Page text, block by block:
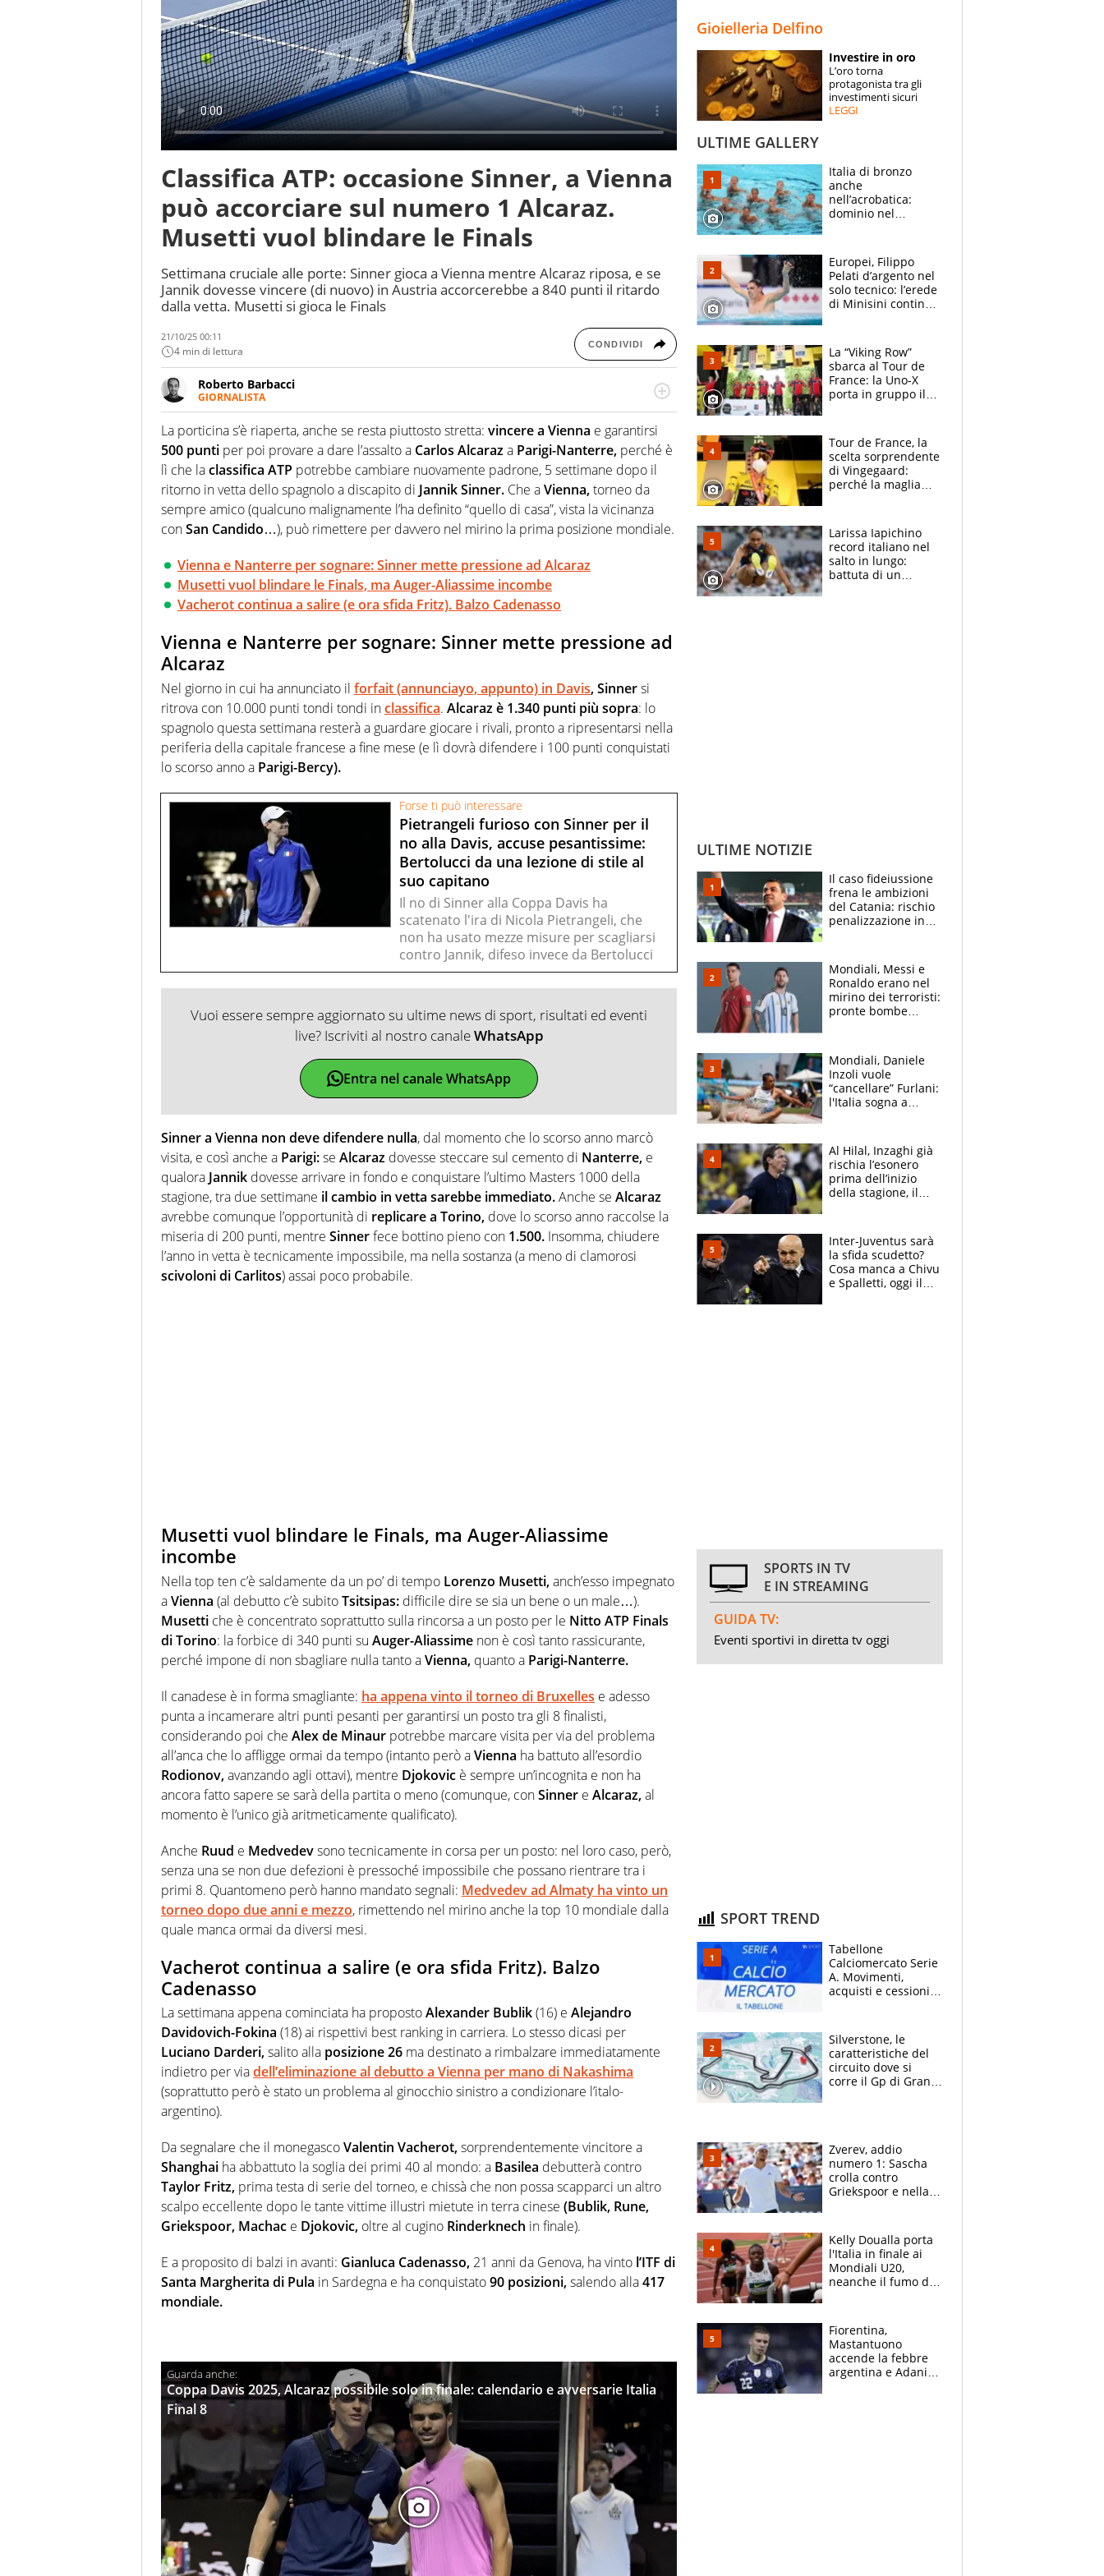
ESPERTI
CONTATTI
Classifica ATP: occasione Sinner, a Vienna
può accorciare sul numero 1 Alcaraz.
Musetti vuol blindare le Finals
Settimana cruciale alle porte: Sinner gioca a Vienna mentre Alcaraz riposa, e se
Jannik dovesse vincere (di nuovo) in Austria accorcerebbe a 840 punti il ritardo
dalla vetta. Musetti si gioca le Finals
21/10/25 00:11
4 min di lettura CONDIVIDI
Roberto Barbacci
GIORNALISTA
Giornalista (pubblicista) sportivo a tutto campo, è il tuttologo di Virgilio Sport. Provate a
chiedergli di boxe, di scherma, di volley o di curling: ve ne farà innamorare
La porticina s’è riaperta, anche se resta piuttosto stretta: vincerea Vienna e garantirsi
500 punti per poi provare a dare l’assalto a Carlos Alcaraza Parigi-Nanterre, perché è
lì che laclassifica ATP potrebbe cambiare nuovamente padrone, 5 settimane dopo il
ritorno in vetta dello spagnolo a discapito di Jannik Sinner. Che aVienna,torneo da
sempre amico (qualcuno malignamente l’ha definito “quello di casa”, vista la vicinanza
conSan Candido…), può rimettere per davvero nel mirino la prima posizione mondiale.
Vienna e Nanterre per sognare: Sinner mette pressione ad Alcaraz
Musetti vuol blindare le Finals, ma Auger-Aliassime incombe
Vacherot continua a salire (e ora sfida Fritz). Balzo Cadenasso
Vienna e Nanterre per sognare: Sinner mette pressione ad
Alcaraz
Nel giorno in cui ha annunciato il forfait (annunciayo, appunto) in Davis, Sinnersi
ritrova con 10.000 punti tondi tondi inclassifica. Alcarazè 1.340 punti più sopra: lo
spagnolo questa settimana resterà a guardare giocare i rivali, pronto a ripresentarsi nella
periferia della capitale francese a fine mese (e lì dovrà difendere i 100 punti conquistati
lo scorso anno a Parigi-Bercy).
Forse ti può interessare
Pietrangeli furioso con Sinner per il
no alla Davis, accuse pesantissime:
Bertolucci da una lezione di stile al
suo capitano
Il no di Sinner alla Coppa Davis ha
scatenato l'ira di Nicola Pietrangeli, che
non ha usato mezze misure per scagliarsi
contro Jannik, difeso invece da Bertolucci
Vuoi essere sempre aggiornato su ultime news di sport, risultati ed eventi
live? Iscriviti al nostro canaleWhatsApp
Entra nel canale WhatsApp
Sinner a Vienna non deve difendere nulla, dal momento che lo scorso anno marcò
visita, e così anche a Parigi:se Alcaraz dovesse steccare sul cemento di Nanterre, e
qualora Jannik dovesse arrivare in fondo e conquistare l’ultimo Masters 1000 della
stagione, tra due settimane il cambio in vetta sarebbe immediato.Anche se Alcaraz
avrebbe comunque l’opportunità di replicarea Torino, dove lo scorso anno raccolse la
miseria di 200 punti, mentre Sinnerfece bottino pieno con 1.500. Insomma, chiudere
l’anno in vetta è tecnicamente impossibile, ma nella sostanza (a meno di clamorosi
scivoloni di Carlitos) assai poco probabile.
Musetti vuol blindare le Finals, ma Auger-Aliassime
incombe
Nella top ten c’è saldamente da un po’ di tempo Lorenzo Musetti,anch’esso impegnato
aVienna (al debutto c’è subitoTsitsipas: difficile dire se sia un bene o un male…).
Musetti che è concentrato soprattutto sulla rincorsa a un posto per le Nitto ATP Finals
di Torino: la forbice di 340 punti su Auger-Aliassime non è così tanto rassicurante,
perché impone di non sbagliare nulla tanto aVienna, quanto a Parigi-Nanterre.
Il canadese è in forma smagliante: ha appena vinto il torneo di Bruxelles e adesso
punta a incamerare altri punti pesanti per garantirsi un posto tra gli 8 finalisti,
considerando poi che Alex de Minaur potrebbe marcare visita per via del problema
all’anca che lo affligge ormai da tempo (intanto però aVienna ha battuto all’esordio
Rodionov,avanzando agli ottavi), mentre Djokovic è sempre un’incognita e non ha
ancora fatto sapere se sarà della partita o meno (comunque, conSinner e Alcaraz,al
momento è l’unico già aritmeticamente qualificato).
Anche Ruud e Medvedevsono tecnicamente in corsa per un posto: nel loro caso, però,
senza una se non due defezioni è pressoché impossibile che possano rientrare tra i
primi 8. Quantomeno però hanno mandato segnali: Medvedev ad Almaty ha vinto un
torneo dopo due anni e mezzo, rimettendo nel mirino anche la top 10 mondiale dalla
quale manca ormai da diversi mesi.
Vacherot continua a salire (e ora sfida Fritz). Balzo
Cadenasso
La settimana appena cominciata ha propostoAlexander Bublik(16) e Alejandro
Davidovich-Fokina (18) ai rispettivi best ranking in carriera. Lo stesso dicasi per
Luciano Darderi,salito alla posizione 26 ma destinato a rimbalzare immediatamente
indietro per viadell’eliminazioneal debutto a Vienna per mano di Nakashima
(soprattutto però è stato un problema al ginocchio sinistro a condizionare l’italo-
argentino).
Da segnalare che il monegascoValentin Vacherot,sorprendentemente vincitore a
Shanghai ha abbattuto la soglia dei primi 40 al mondo: a Basilea debutterà contro
Taylor Fritz, prima testa di serie del torneo, e chissà che non possa scapparci un altro
scalpo eccellente dopo le tante vittime illustri mietute in terra cinese (Bublik, Rune,
Griekspoor, Machac e Djokovic, oltre al cugino Rinderknech in finale).
E a proposito di balzi in avanti: Gianluca Cadenasso, 21 anni da Genova, ha vinto l’ITF di
Santa Margherita di Pula in Sardegna e ha conquistato90 posizioni,salendo alla417
mondiale.
Coppa Davis 2025, Alcaraz possibile solo in finale: calendario e avversarie Italia
Final 8
Gioielleria Delfino
Investire in oro
L’oro torna
protagonista tra gli
investimenti sicuri
LEGGI
ULTIME GALLERY
Italia di bronzo
anche
nell’acrobatica:
dominio nel
e compagni
continuare
Europei, Filippo
Pelati d’argento nel
solo tecnico: l’erede
di Minisini continua
mirino
La “Viking Row”
sbarca al Tour de
France: la Uno-X
porta in gruppo il
compagni
Tour de France, la
scelta sorprendente
di Vingegaard:
perché la maglia
rischio da evitare
Larissa Iapichino
record italiano nel
salto in lungo:
battuta di un
ULTIME NOTIZIE
Il caso fideiussione
frena le ambizioni
del Catania: rischio
penalizzazione in
Mondiali, Messi e
Ronaldo erano nel
mirino dei terroristi:
pronte bombe
Mondiali, Daniele
Inzoli vuole
“cancellare” Furlani:
l'Italia sogna a
finale
Al Hilal, Inzaghi già
rischia l’esonero
prima dell’inizio
della stagione, il
Inter-Juventus sarà
la sfida scudetto?
Cosa manca a Chivu
e Spalletti, oggi il
SPORTS IN TV
E IN STREAMING
GUIDA TV:
Eventi sportivi in diretta tv oggi
SPORT TREND
Tabellone
Calciomercato Serie
A. Movimenti,
acquisti e cessioni:
Silverstone, le
caratteristiche del
circuito dove si
corre il Gp di Gran
Zverev, addio
numero 1: Sascha
crolla contro
Griekspoor e nella
terzo. Quanti malori
a Montreal
Kelly Doualla porta
l'Italia in finale ai
Mondiali U20,
neanche il fumo di
Fiorentina,
Mastantuono
accende la febbre
argentina e Adani